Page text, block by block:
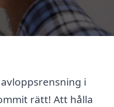
i
rätt! Att hålla